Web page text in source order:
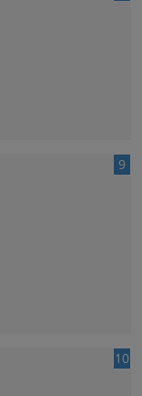
9
10